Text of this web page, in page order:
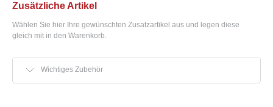
Zusätzliche Artikel
Wählen Sie hier Ihre gewünschten Zusatzartikel aus und legen diese
gleich mit in den Warenkorb.
Wichtiges Zubehör